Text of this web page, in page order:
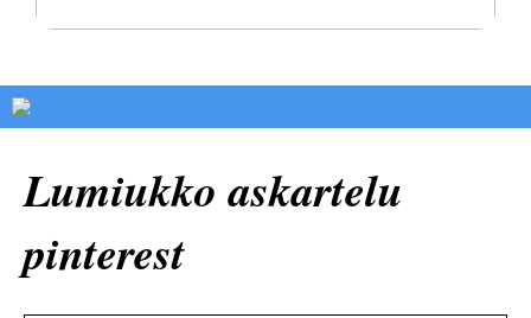
Lumiukko askartelu
pinterest